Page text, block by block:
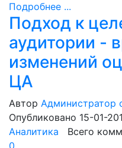
Подробнее ...
Подход к
аудитории -
изменений
ЦА
Автор Администратор
Опубликовано 15-01-
Аналитика Всего
0